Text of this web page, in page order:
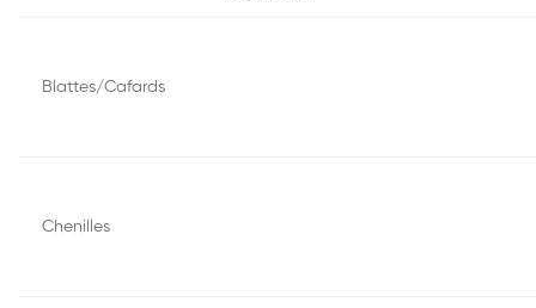
Blattes/Cafards
Chenilles